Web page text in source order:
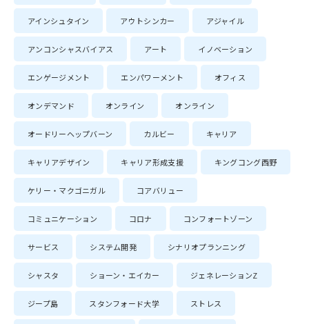
アインシュタイン アウトシンカー アジャイル
アンコンシャスバイアス アート イノベーション
エンゲージメント エンパワーメント オフィス
オンデマンド オンライン オンライン
オードリーヘップバーン カルビー キャリア
キャリアデザイン キャリア形成支援 キングコング西野
ケリー・マクゴニガル コアバリュー
コミュニケーション コロナ コンフォートゾーン
サービス システム開発 シナリオプランニング
シャスタ ショーン・エイカー ジェネレーションZ
ジープ島 スタンフォード大学 ストレス